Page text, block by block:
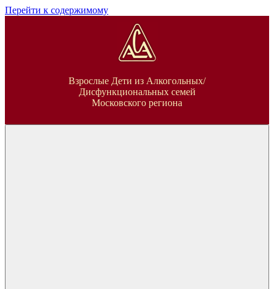
Перейти к содержимому
ВДАВзрослые Дети из Алкогольных/
Дисфункциональных семей
Московского региона